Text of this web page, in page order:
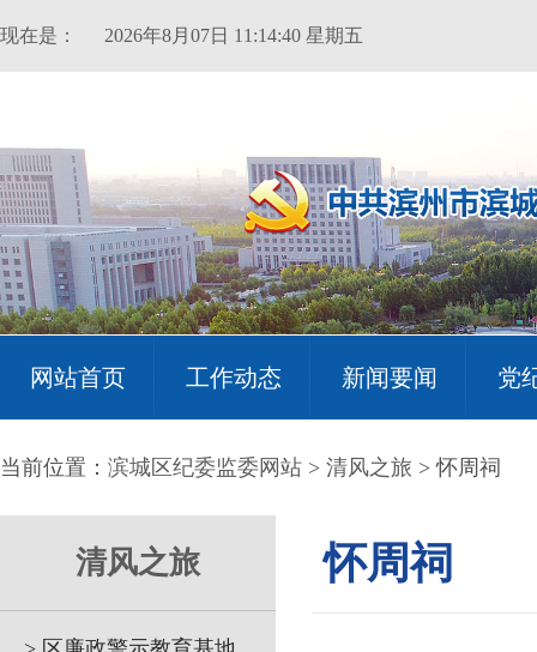
现在是： 2026年8月07日 11:14:40 星期五
网站首页 工作动态 新闻要闻 党
当前位置： 滨城区纪委监委网站 > 清风之旅 > 怀周祠
清风之旅 怀周祠